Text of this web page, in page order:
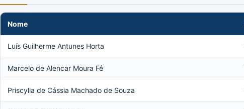
Nome
Luís Guilherme Antunes Horta
Marcelo de Alencar Moura Fé
Priscylla de Cássia Machado de Souza